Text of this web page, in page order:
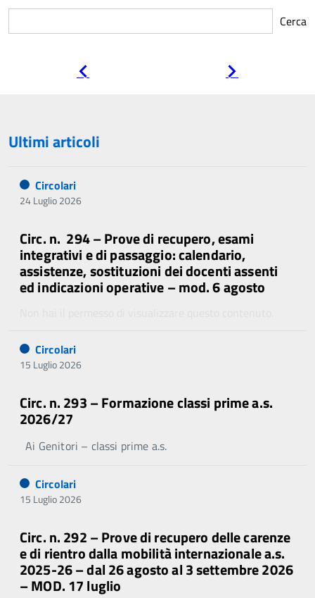
Cerca
Ultimi articoli
Circolari
24 Luglio 2026
Circ. n. 294 – Prove di recupero, esami
integrativi e di passaggio: calendario,
assistenze, sostituzioni dei docenti assenti
ed indicazioni operative – mod. 6 agosto
Circolari
15 Luglio 2026
Circ. n. 293 – Formazione classi prime a.s.
2026/27
Ai Genitori – classi prime a.s.
Circolari
15 Luglio 2026
Circ. n. 292 – Prove di recupero delle carenze
e di rientro dalla mobilità internazionale a.s.
2025-26 – dal 26 agosto al 3 settembre 2026
– MOD. 17 luglio